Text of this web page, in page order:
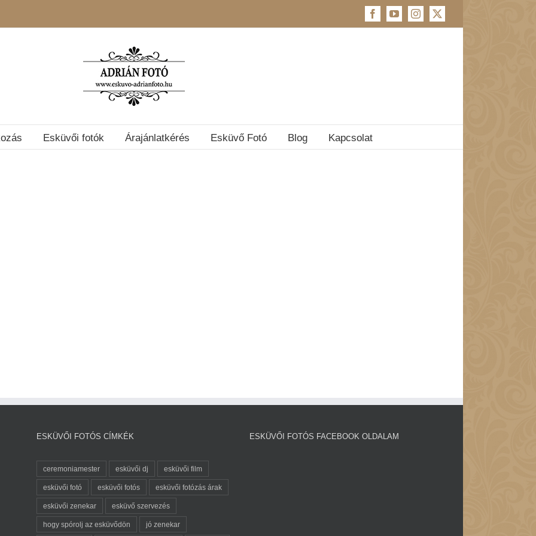
FacebookYouTubeInstagram
X
Esküvői fotók Árajánlatkérés Esküvő Fotó Blog Kapcsolat
ESKÜVŐI FOTÓS CÍMKÉK
ceremoniamester esküvői dj esküvői film
esküvői fotó esküvői fotós esküvői fotózás árak
esküvői zenekar esküvő szervezés
hogy spórolj az esküvődön jó zenekar
ESKÜVŐI FOTÓS FACEBOOK OLDALAM